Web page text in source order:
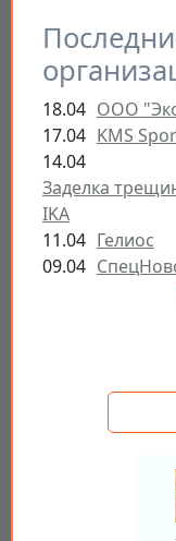
18.04 ООО
17.04 KMS
14.04
Заделка
IKA
11.04 Гелиос
09.04